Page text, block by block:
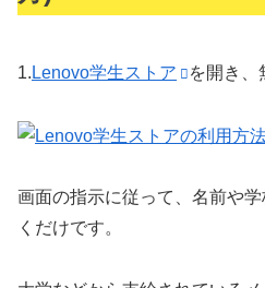
1. Lenovo学生ストア を開き、
画面の指示に従って、名前や
くだけです。